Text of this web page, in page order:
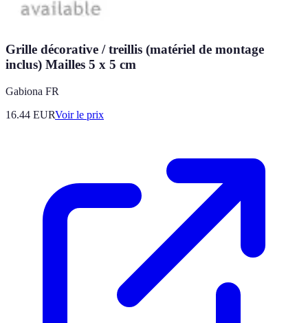
Grille décorative / treillis (matériel de montage
inclus) Mailles 5 x 5 cm
Gabiona FR
16.44 EURVoir le prix